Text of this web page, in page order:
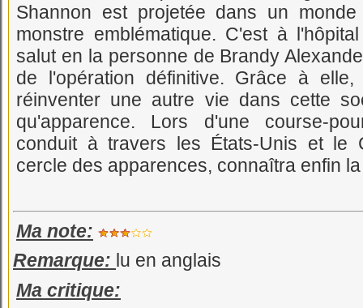
Shannon est projetée dans un
monstre emblématique. C'est à
salut en la personne de Brandy
de l'opération définitive. Grâce à
réinventer une autre vie dans cette
qu'apparence. Lors d'une course-
conduit à travers les États-Unis et le
cercle des apparences, connaîtra enfin
Ma note:
Remarque: lu en anglais
Ma critique: